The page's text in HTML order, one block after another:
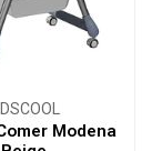
Modena